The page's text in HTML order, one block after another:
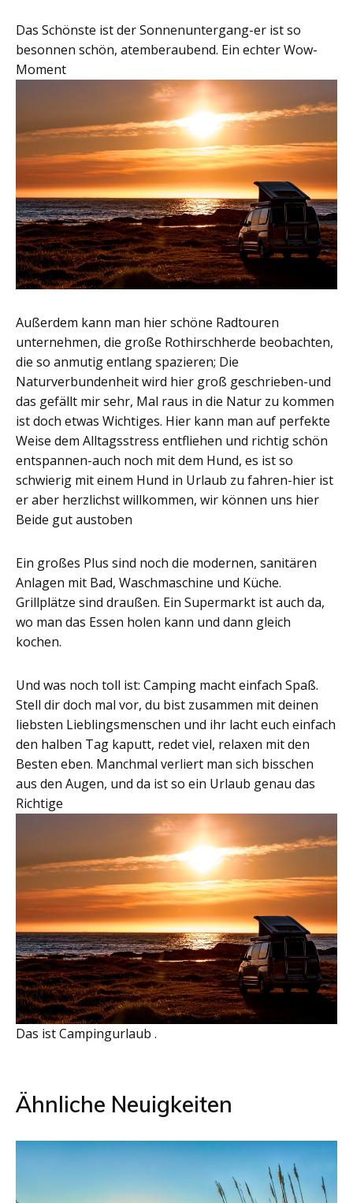
Das Schönste ist der Sonnenuntergang-er ist so
besonnen schön, atemberaubend. Ein echter Wow-
Moment
Außerdem kann man hier schöne Radtouren
unternehmen, die große Rothirschherde beobachten,
die so anmutig entlang spazieren; Die
Naturverbundenheit wird hier groß geschrieben-und
das gefällt mir sehr, Mal raus in die Natur zu kommen
ist doch etwas Wichtiges. Hier kann man auf perfekte
Weise dem Alltagsstress entfliehen und richtig schön
entspannen-auch noch mit dem Hund, es ist so
schwierig mit einem Hund in Urlaub zu fahren-hier ist
er aber herzlichst willkommen, wir können uns hier
Beide gut austoben
Ein großes Plus sind noch die modernen, sanitären
Anlagen mit Bad, Waschmaschine und Küche.
Grillplätze sind draußen. Ein Supermarkt ist auch da,
wo man das Essen holen kann und dann gleich
kochen.
Und was noch toll ist: Camping macht einfach Spaß.
Stell dir doch mal vor, du bist zusammen mit deinen
liebsten Lieblingsmenschen und ihr lacht euch einfach
den halben Tag kaputt, redet viel, relaxen mit den
Besten eben. Manchmal verliert man sich bisschen
aus den Augen, und da ist so ein Urlaub genau das
Richtige
Das ist Campingurlaub .
Ähnliche Neuigkeiten